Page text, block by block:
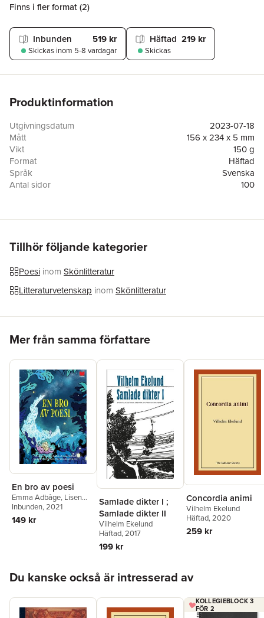
Finns i fler format (2)
Inbunden 519 kr
Skickas inom 5-8 vardagar
Häftad 219 kr
Skickas
Produktinformation
Utgivningsdatum
2023-07-18
Mått
156 x 234 x 5 mm
Vikt
150 g
Format
Häftad
Språk
Svenska
Antal sidor
100
Tillhör följande kategorier
Poesi inom Skönlitteratur
Litteraturvetenskap inom Skönlitteratur
Mer från samma författare
En bro av poesi
Emma Adbåge, Lisen
Adbåge,Carl Jonas Love
Almqvist
Andersson
Boye ,Tage Danielsson,
Elmer Diktonius, Vilhelm
Nils Ferlin,Tua
Forsström,Gustaf
Inbunden, 2021
149 kr
Samlade dikter I ;
Samlade dikter II
Vilhelm Ekelund
Häftad, 2017
199 kr
Concordia animi
Vilhelm Ekelund
Häftad, 2020
259 kr
Du kanske också är intresserad av
KOLLEGIEBLOCK 3
FÖR 2